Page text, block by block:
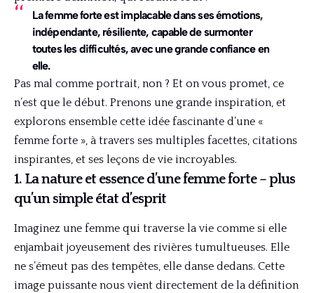
La femme forte est implacable dans ses émotions,
indépendante, résiliente, capable de surmonter
toutes les difficultés, avec une grande confiance en
elle.
Pas mal comme portrait, non ? Et on vous promet, ce
n’est que le début. Prenons une grande inspiration, et
explorons ensemble cette idée fascinante d’une «
femme forte », à travers ses multiples facettes, citations
inspirantes, et ses leçons de vie incroyables.
1. La nature et essence d’une femme forte – plus
qu’un simple état d’esprit
Imaginez une femme qui traverse la vie comme si elle
enjambait joyeusement des rivières tumultueuses. Elle
ne s’émeut pas des tempêtes, elle danse dedans. Cette
image puissante nous vient directement de la définition